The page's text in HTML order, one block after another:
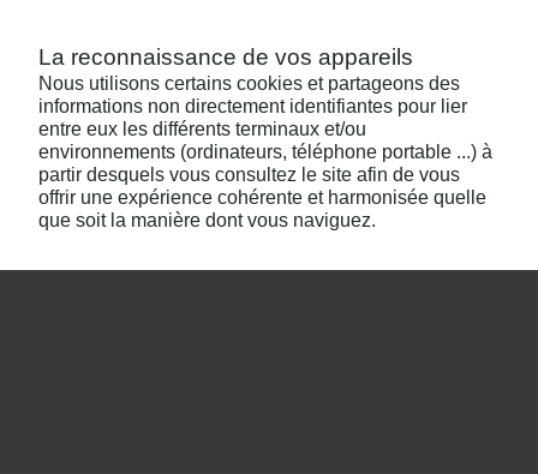
La reconnaissance de vos appareils
Nous utilisons certains cookies et partageons des
informations non directement identifiantes pour lier
entre eux les différents terminaux et/ou
environnements (ordinateurs, téléphone portable ...) à
partir desquels vous consultez le site afin de vous
offrir une expérience cohérente et harmonisée quelle
que soit la manière dont vous naviguez.